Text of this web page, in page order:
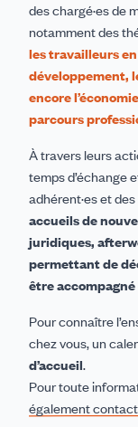
des chargé·es de
notamment des
les travailleurs
développement,
encore
parcours
À travers leurs
temps d’échange
adhérent·es et des
accueils de
juridiques,
permettant de
être
Pour connaître
chez vous, un
d’accueil.
Pour toute
également